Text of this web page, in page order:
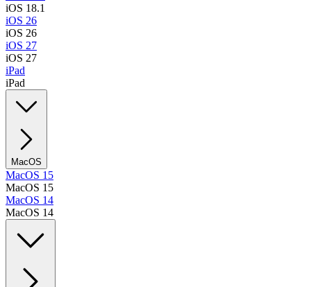
iOS 18.1
iOS 26
iOS 26
iOS 27
iOS 27
iPad
iPad
MacOS
MacOS 15
MacOS 15
MacOS 14
MacOS 14